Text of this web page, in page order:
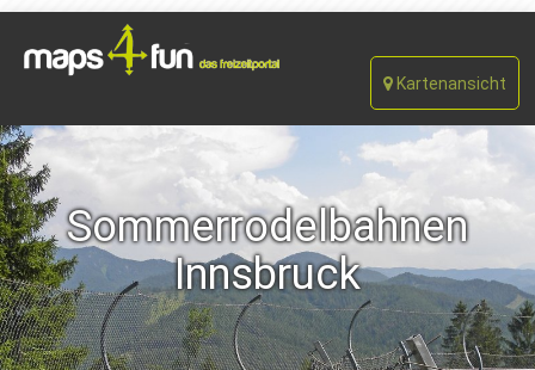
Kartenansicht
Sommerrodelbahnen
Innsbruck